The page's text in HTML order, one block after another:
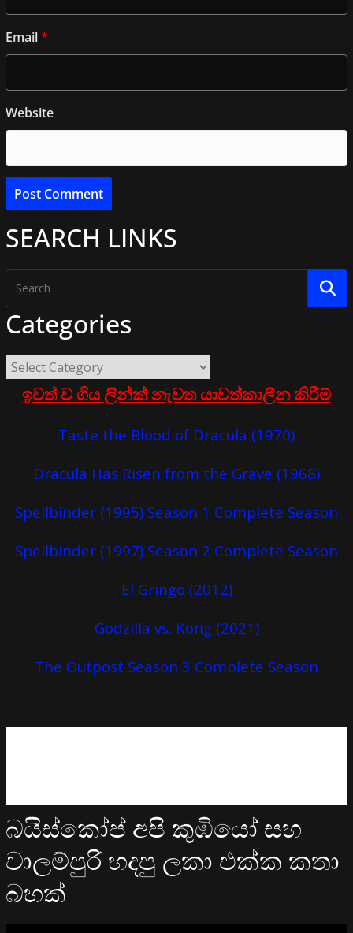
Email*
Website
SEARCH LINKS
Categories
ඉවත් ව ගිය ලින්ක් නැවත යාවත්කාලීන කිරීම්
Taste the Blood of Dracula (1970)
Dracula Has Risen from the Grave (1968)
Spellbinder (1995) Season 1 Complete Season
Spellbinder (1997) Season 2 Complete Season
El Gringo (2012)
Godzilla vs. Kong (2021)
The Outpost Season 3 Complete Season
බයිස්කෝප් අපි කුඹියෝ සහ
වාලම්පුරි හදපු ලකා එක්ක කතා
බහක්